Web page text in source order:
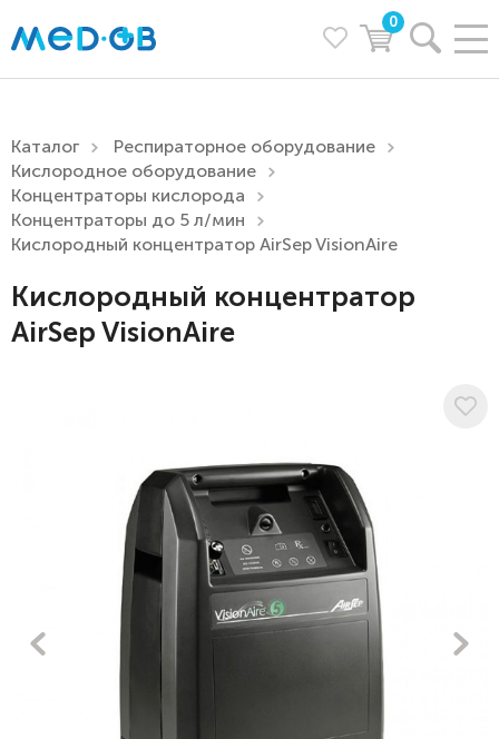
0
Каталог
Респираторное оборудование
Кислородное оборудование
Концентраторы кислорода
Концентраторы до 5 л/мин
Кислородный концентратор AirSep VisionAire
Кислородный концентратор
AirSep VisionAire